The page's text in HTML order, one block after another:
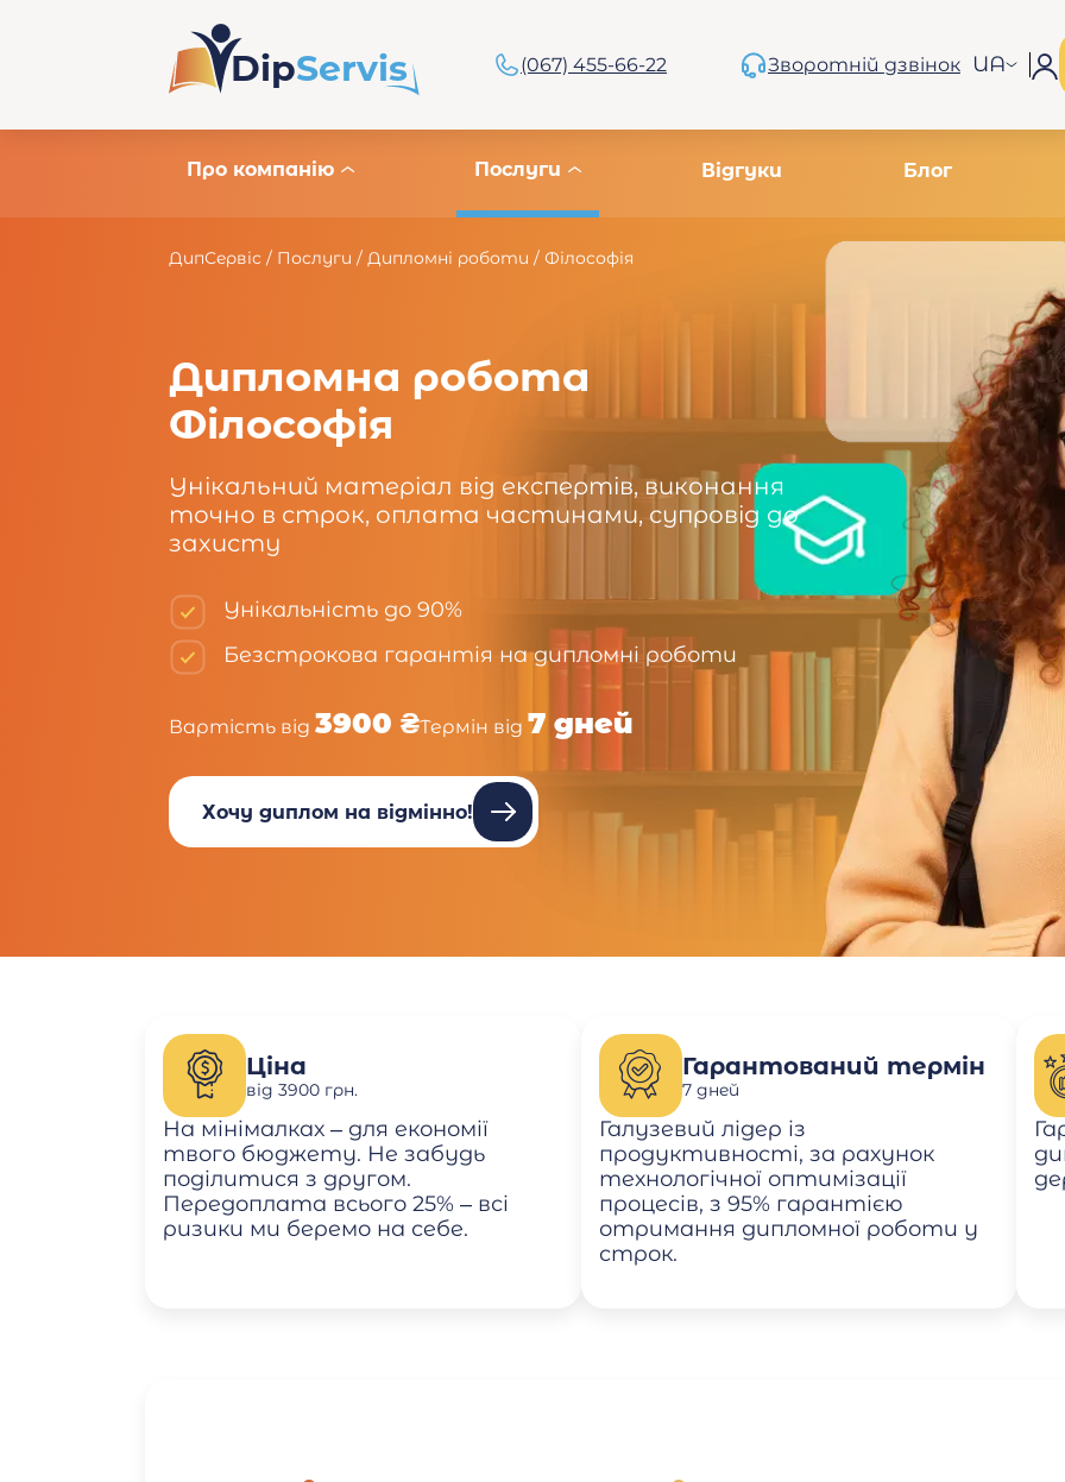
DipServis (067) 455-66-22 Зворотній дзвінок UA
ДипСервіс / Послуги / Дипломні роботи / Філософія
Дипломна робота
Філософія
Унікальний матеріал від експертів, виконання
точно в строк, оплата частинами, супровід до
захисту
Унікальність до 90%
Безстрокова гарантія на дипломні роботи
Вартість від 3900 ₴Термін від 7 дней
Хочу диплом на відмінно!
Про компанію Послуги Відгуки Блог
Ціна
від 3900 грн.
На мінімалках – для економії
твого бюджету. Не забудь
поділитися з другом.
Передоплата всього 25% – всі
ризики ми беремо на себе.
Гарантований термін
7 дней
Галузевий лідер із
продуктивності, за рахунок
технологічної оптимізації
процесів, з 95% гарантією
отримання дипломної роботи у
строк.